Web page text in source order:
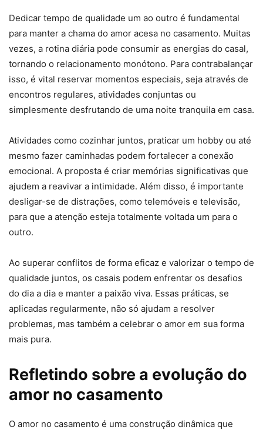
Dedicar tempo de qualidade um ao outro é fundamental
para manter a chama do amor acesa no casamento. Muitas
vezes, a rotina diária pode consumir as energias do casal,
tornando o relacionamento monótono. Para contrabalançar
isso, é vital reservar momentos especiais, seja através de
encontros regulares, atividades conjuntas ou
simplesmente desfrutando de uma noite tranquila em casa.
Atividades como cozinhar juntos, praticar um hobby ou até
mesmo fazer caminhadas podem fortalecer a conexão
emocional. A proposta é criar memórias significativas que
ajudem a reavivar a intimidade. Além disso, é importante
desligar-se de distrações, como telemóveis e televisão,
para que a atenção esteja totalmente voltada um para o
outro.
Ao superar conflitos de forma eficaz e valorizar o tempo de
qualidade juntos, os casais podem enfrentar os desafios
do dia a dia e manter a paixão viva. Essas práticas, se
aplicadas regularmente, não só ajudam a resolver
problemas, mas também a celebrar o amor em sua forma
mais pura.
Refletindo sobre a evolução do
amor no casamento
O amor no casamento é uma construção dinâmica que